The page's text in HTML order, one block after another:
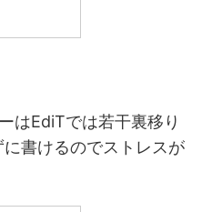
はEdiTでは若干裏移り
書けるのでストレスが